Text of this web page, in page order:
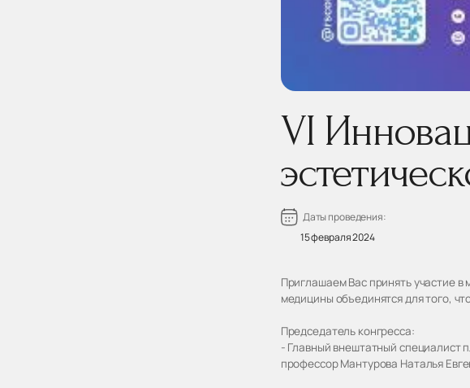
VI
Даты проведения:
15 февраля 2024
Приглашаем Вас принять участие в
медицины объединятся для того,
Председатель конгресса:
- Главный внештатный специалист
профессор Мантурова Наталья